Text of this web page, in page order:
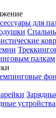
для
палкам
устройства